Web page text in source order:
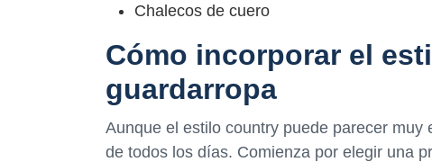
Chalecos de cuero
Cómo incorporar el
guardarropa
Aunque el estilo country puede parecer
de todos los días. Comienza por elegir una